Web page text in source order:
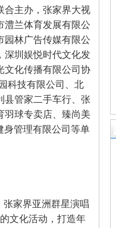
合主办，张家界大视
澧兰体育发展有限公
园林广告传媒有限公
深圳娱悦时代文化发
文化传播有限公司协
科技有限公司、北
县管家二手车行、张
羽球专卖店、臻尚美
身管理有限公司等单
家界亚洲群星演唱
文化活动，打造年